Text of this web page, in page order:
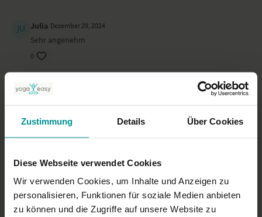
Zustimmung Details Über Cookies
Diese Webseite verwendet Cookies
Wir verwenden Cookies, um Inhalte und Anzeigen zu
personalisieren, Funktionen für soziale Medien anbieten
zu können und die Zugriffe auf unsere Website zu
Julia Dezember 29, 2024
Sehr angenehm
0
Christel
Großartig, vielen Dank!
0
Mehr laden